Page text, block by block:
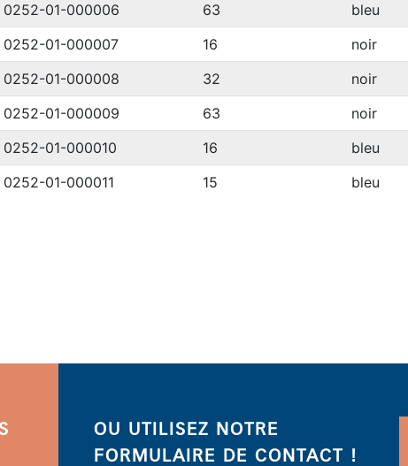
0252-01-000006 63 bleu
0252-01-000007 16 noir
0252-01-000008 32 noir
0252-01-000009 63 noir
0252-01-000010 16 bleu
0252-01-000011 15 bleu
OU UTILISEZ NOTRE
FORMULAIRE DE CONTACT !